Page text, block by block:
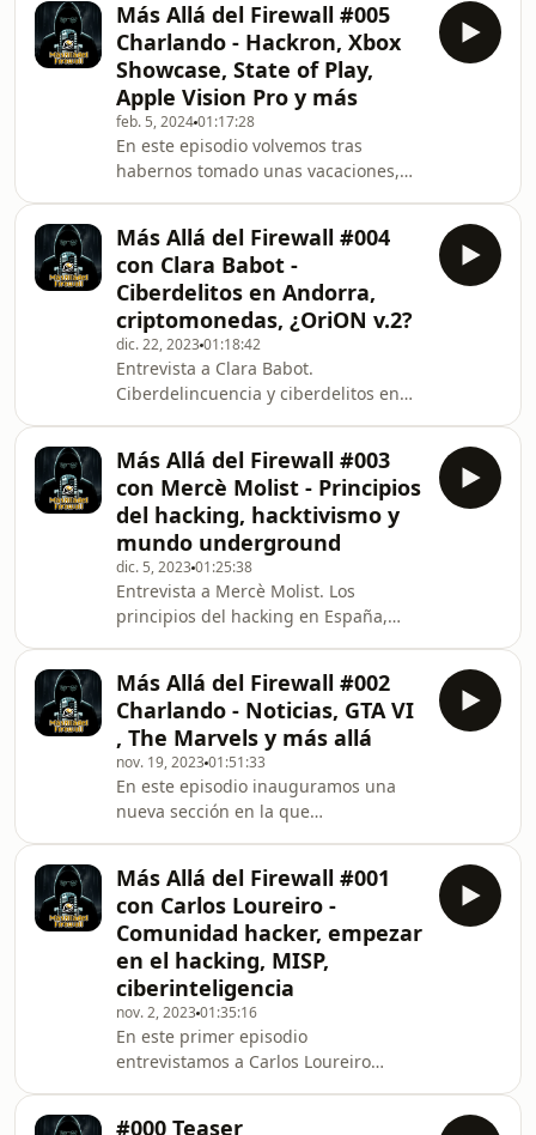
todo esto y mucho más en otra
increíble entrevista. ¿Te lo vas a
perder? Redes sociales: Invitad@:
Twitter: https://twitter.com/javiespejo
Producción: Luis Diago de Aguilar
https://twitter.com/h3st4k3r Javier
Kontos Porras
https://twitter.com/jkontodos Encuén
Más Allá del Firewall #005
Charlando - Hackron, Xbox
Showcase, State of Play,
Apple Vision Pro y más
feb. 5, 202401:17:28
En este episodio volvemos tras
habernos tomado unas vacaciones,
trataremos con novedades sobre
Hackron, los despidos en la industria
tecnológica, Xbox Showcase, State of
Play, Apple Vision Pro y más. ¿Te lo vas
a perder? Redes sociales: Luis Diago
de Aguilar
https://twitter.com/h3st4k3r Javier
Kontos Porras https://twitter.com/jko
Más Allá del Firewall #004
con Clara Babot -
Ciberdelitos en Andorra,
criptomonedas, ¿OriON v.2?
dic. 22, 202301:18:42
Entrevista a Clara Babot.
Ciberdelincuencia y ciberdelitos en
¿OriON v.2?… ¿Te lo vas a perder?
Redes sociales: Invitad@: Twitter:
https://twitter.com/cl4r4_5 Producción:
Luis Diago de Aguilar
https://twitter.com/h3st4k3r Javier
Kontos Porras
https://twitter.com/jkontodos
Encuéntranos en
https://twitter.com/masallafirewal
Más Allá del Firewall #003
con Mercè Molist - Principios
del hacking, hacktivismo y
mundo underground
dic. 5, 202301:25:38
Entrevista a Mercè Molist. Los
principios del hacking en España,
anécdotas del mundo underground
¿Sirve para algo el hacktivismo?
Además, noticias de tecnología,
videojuegos y más: trailer GTA VI,
serie Fallout en Amazon Prime Video,
ordenadores cuánticos… ¿Te lo vas a
perder? Redes sociales: Invitad@:
Twitter: https:
Más Allá del Firewall #002
Charlando - Noticias, GTA VI
, The Marvels y más allá
nov. 19, 202301:51:33
En este episodio inauguramos una
nueva sección en la que
contaremos con noticias sobre GTA VI,
mundo gaming, The Marvels y otras
series/películas del momento.
Realizaremos esta sección de forma
periódica intentando informaros lo
mejor posible en todo momento. ¿Te
lo vas a perder? Redes sociales: Luis
Diago de Aguilar https://t
Más Allá del Firewall #001
con Carlos Loureiro -
Comunidad hacker, empezar
en el hacking, MISP,
ciberinteligencia
nov. 2, 202301:35:16
En este primer episodio
entrevistamos a Carlos Loureiro
#000 Teaser